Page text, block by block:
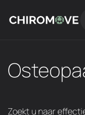
Zoekt u naar